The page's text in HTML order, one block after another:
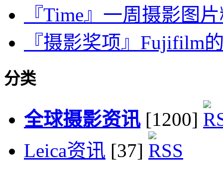
『Time』一周摄影图
『摄影奖项』Fujifilm
分类
全球摄影资讯[1200]
Leica资讯 [37]